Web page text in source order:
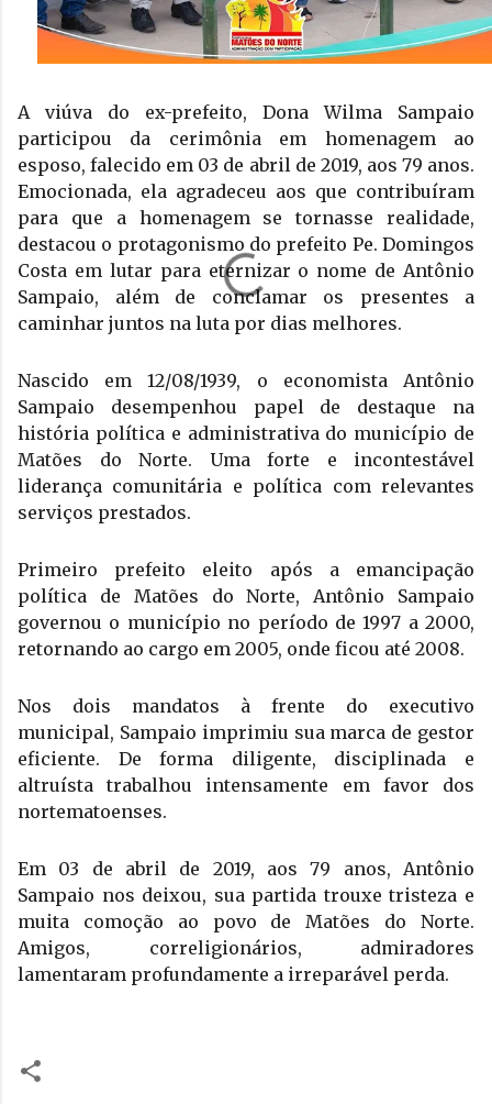
A viúva do ex-prefeito, Dona Wilma Sampaio
participou da cerimônia em homenagem ao
esposo, falecido em 03 de abril de 2019, aos 79 anos.
Emocionada, ela agradeceu aos que contribuíram
para que a homenagem se tornasse realidade,
destacou o protagonismo do prefeito Pe. Domingos
Costa em lutar para eternizar o nome de Antônio
Sampaio, além de conclamar os presentes a
caminhar juntos na luta por dias melhores.
Nascido em 12/08/1939, o economista Antônio
Sampaio desempenhou papel de destaque na
história política e administrativa do município de
Matões do Norte. Uma forte e incontestável
liderança comunitária e política com relevantes
serviços prestados.
Primeiro prefeito eleito após a emancipação
política de Matões do Norte, Antônio Sampaio
governou o município no período de 1997 a 2000,
retornando ao cargo em 2005, onde ficou até 2008.
Nos dois mandatos à frente do executivo
municipal, Sampaio imprimiu sua marca de gestor
eficiente. De forma diligente, disciplinada e
altruísta trabalhou intensamente em favor dos
nortematoenses.
Em 03 de abril de 2019, aos 79 anos, Antônio
Sampaio nos deixou, sua partida trouxe tristeza e
muita comoção ao povo de Matões do Norte.
Amigos, correligionários, admiradores
lamentaram profundamente a irreparável perda.